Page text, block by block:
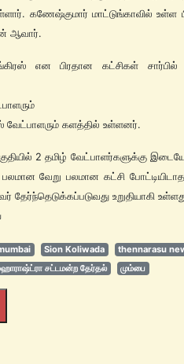
கணேஷ்குமார் மாட்டுங்காவில் உள்ள
ஆவார்.
என பிரதான கட்சிகள்
வேட்பாளரும் களத்தில் உள்ளனர்.
2 தமிழ் வேட்பாளர்களுக்கு இடையே
வேறு பலமான கட்சி
உறுதியாகி
Sion Koliwada
thennarasu
சட்டமன்ற தேர்தல் மும்பை